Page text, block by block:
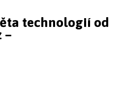
technologií od
–